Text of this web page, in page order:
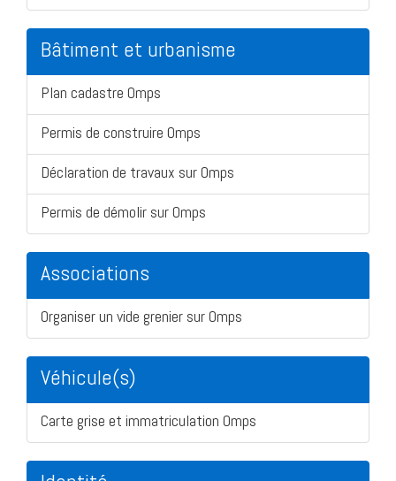
Bâtiment et urbanisme
Plan cadastre Omps
Permis de construire Omps
Déclaration de travaux sur Omps
Permis de démolir sur Omps
Associations
Organiser un vide grenier sur Omps
Véhicule(s)
Carte grise et immatriculation Omps